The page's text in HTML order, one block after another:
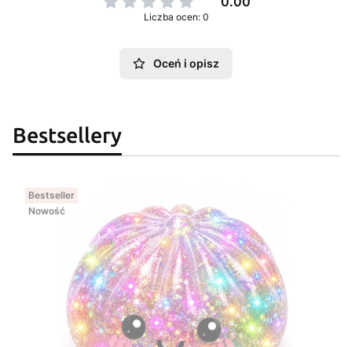
Liczba ocen: 0
Oceń i opisz
Bestsellery
Bestseller
Nowość